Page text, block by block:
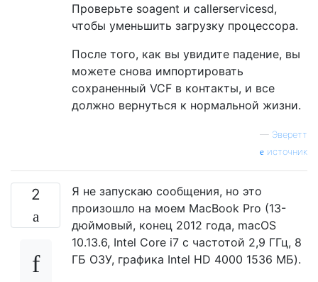
Проверьте soagent и callerservicesd,
чтобы уменьшить загрузку процессора.
После того, как вы увидите падение, вы
можете снова импортировать
сохраненный VCF в контакты, и все
должно вернуться к нормальной жизни.
— Эверетт
источник
2
Я не запускаю сообщения, но это
произошло на моем MacBook Pro (13-
дюймовый, конец 2012 года, macOS
10.13.6, Intel Core i7 с частотой 2,9 ГГц, 8
ГБ ОЗУ, графика Intel HD 4000 1536 МБ).